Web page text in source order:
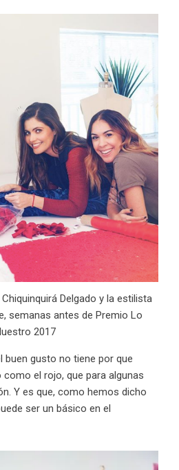
Delgado y la estilista
semanas antes de Premio Lo
2017
buen gusto no tiene por que
el rojo, que para algunas
Y es que, como hemos dicho
ser un básico en el